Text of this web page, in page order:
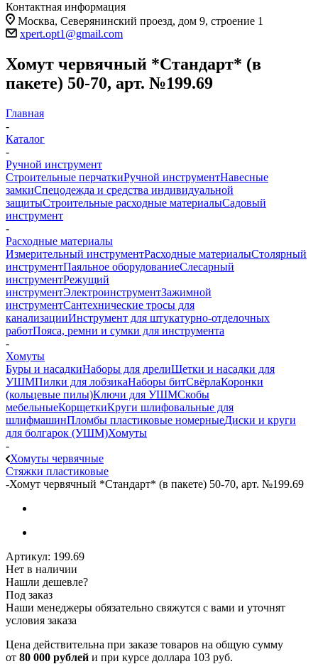
Контактная информация
Москва, Северянинский проезд, дом 9, строение 1
xpert.opt1@gmail.com
Хомут червячный *Стандарт* (в
пакете) 50-70, арт. №199.69
Главная
-
Каталог
-
Ручной инструмент
Строительные перчаткиРучной инструментНавесные
замкиСпецодежда и средства индивидуальной
защитыСтроительные расходные материалыСадовый
инструмент
-
Расходные материалы
Измерительный инструментРасходные материалыСтолярный
инструментПаяльное оборудованиеСлесарный
инструментРежущий
инструментЭлектроинструментЗажимной
инструментСантехнические тросы для
канализацииИнструмент для штукатурно-отделочных
работПояса, ремни и сумки для инструмента
-
Хомуты
Буры и насадкиНаборы для дрелиЩетки и насадки для
УШМПилки для лобзикаНаборы битСвёрлаКоронки
(кольцевые пилы)Ключи для УШМСкобы
мебельныеКорщеткиКруги шлифовальные для
шлифмашинПломбы пластиковые номерныеДиски и круги
для болгарок (УШМ)Хомуты
-
Хомуты червячные
Стяжки пластиковые
-Хомут червячный *Стандарт* (в пакете) 50-70, арт. №199.69
Артикул: 199.69
Нет в наличии
Нашли дешевле?
Под заказ
Наши менеджеры обязательно свяжутся с вами и уточнят
условия заказа
Цена действительна при заказе товаров на общую сумму
от 80 000 рублей и при курсе доллара 103 руб.